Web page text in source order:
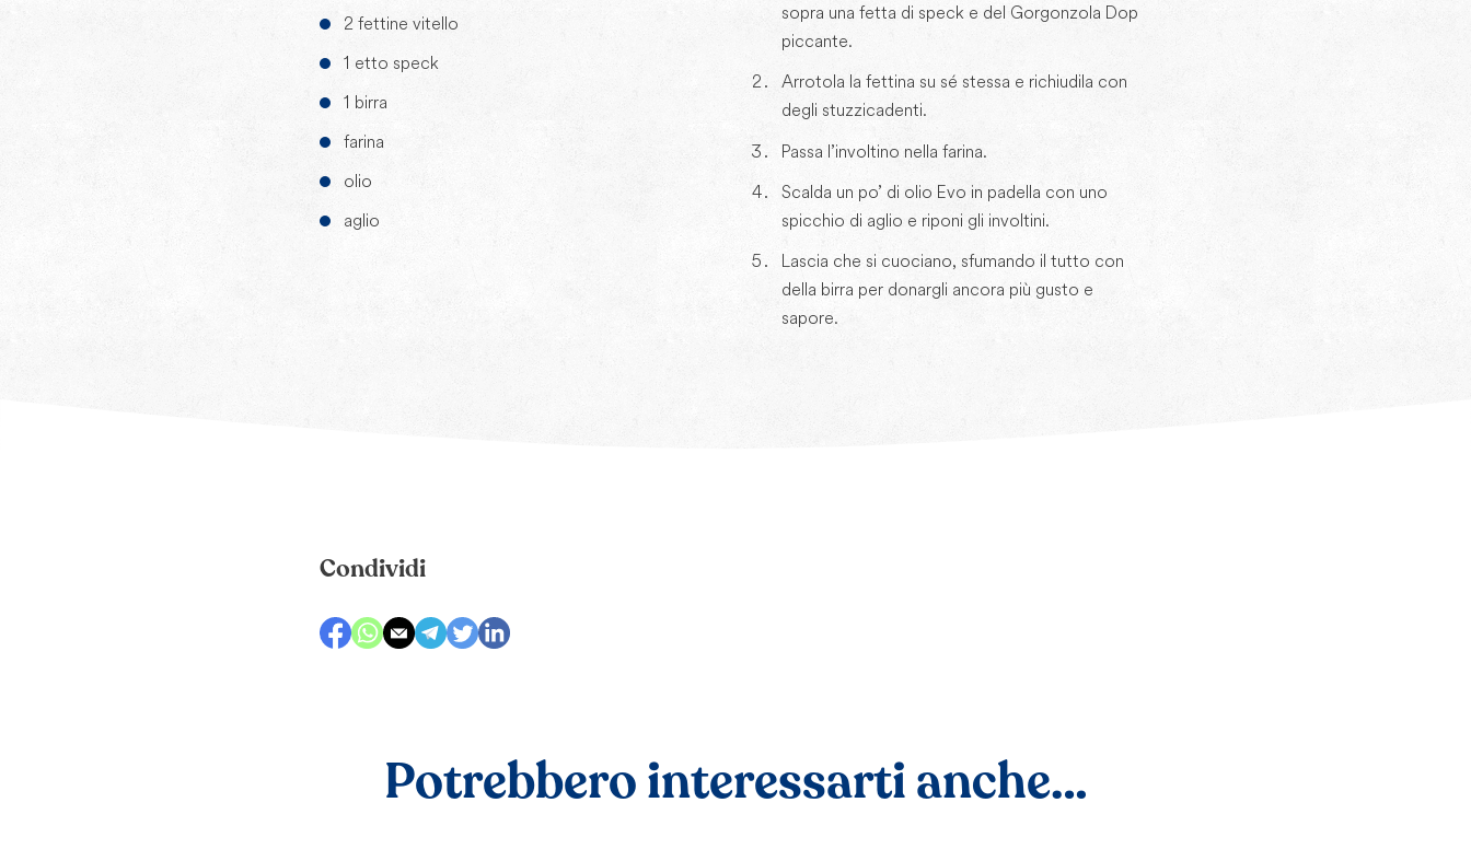
2 fettine vitello
1 etto speck
1 birra
farina
olio
aglio
sopra una fetta di speck e del Gorgonzola Dop
piccante.
Arrotola la fettina su sé stessa e richiudila con
degli stuzzicadenti.
Passa l’involtino nella farina.
Scalda un po’ di olio Evo in padella con uno
spicchio di aglio e riponi gli involtini.
Lascia che si cuociano, sfumando il tutto con
della birra per donargli ancora più gusto e
sapore.
Condividi
Potrebbero interessarti anche…